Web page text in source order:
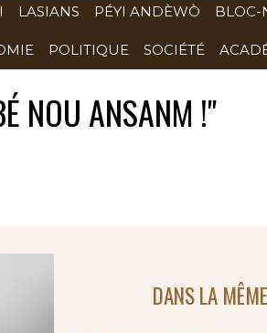
LASIANS PÉYI ANDÈWÒ BLOC-
POLITIQUE SOCIÉTÉ
NOU ANSANM !"
DANS LA